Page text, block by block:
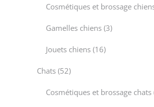
Cosmétiques et brossage
Gamelles chiens 33
Jouets chiens 1616
Chats 5252
Cosmétiques et brossage chats